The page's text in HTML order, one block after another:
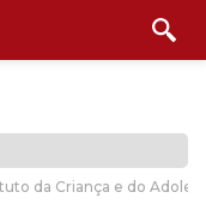
da Criança e do